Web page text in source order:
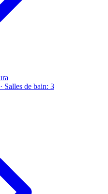
Salles de bain: 3